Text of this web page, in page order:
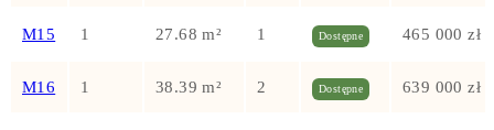
M15 1 27.68 m² 1 Dostępne 465 000 zł
M16 1 38.39 m² 2 Dostępne 639 000 zł